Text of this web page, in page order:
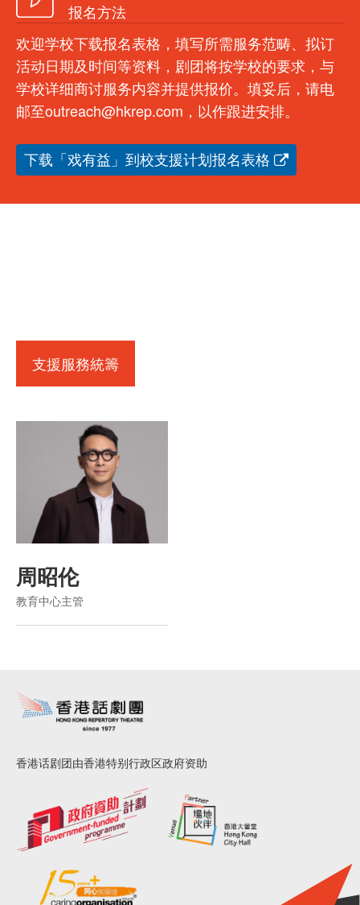
报名方法
欢迎学校下载报名表格，填写所需服务范畴、拟订
活动日期及时间等资料，剧团将按学校的要求，与
学校详细商讨服务内容并提供报价。填妥后，请电
邮至outreach@hkrep.com，以作跟进安排。
下载「戏有益」到校支援计划报名表格
支援服務統籌
周昭伦
教育中心主管
香港话剧团由香港特别行政区政府资助